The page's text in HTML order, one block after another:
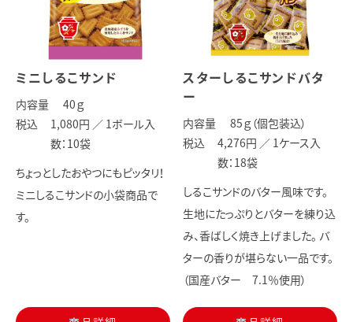
ミニしるこサンド
内容量 40ｇ
税込
1,080円 ／ 1ボール入
数：10袋
ちょっとしたおやつにもピッタリ！
ミニしるこサンドの小袋商品で
す。
スターしるこサンドバタ
ー
内容量 85ｇ（個包装込）
税込
4,276円 ／ 1ケース入
数：18袋
しるこサンドのバター風味です。
生地にたっぷりとバターを練り込
み、香ばしく焼き上げました。 バ
ターの香りが堪らない一品です。
（国産バター 7.1％使用）